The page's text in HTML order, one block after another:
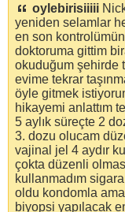
oylebirisiiiii
yeniden selamlar
en son
doktoruma gittim
okuduğum şehirde
evime tekrar
öyle gitmek
hikayemi anlattım
5 aylık süreçte 2
3. dozu olucam
vajinal jel 4 aydır
çokta düzenli
kullanmadım
oldu kondomla
biyopsi yapılacak